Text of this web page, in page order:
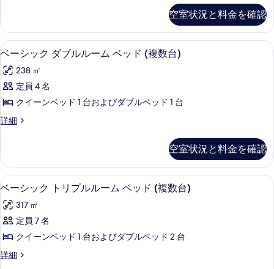
件
ク
イ
ー
ン
ベ
ッ
ド
の
す
べ
て
の
写
真
ク
ル
ー
ク
イ
ン
ベ
ッ
台
詳
空室状況と料金を確認
ベ
ー
シ
ッ
ダ
ル
ル
ー
ム
ベ
ッ
ド
ベーシック ダブルルーム ベッド (複
14
ベーシック ダブルルーム ベッド (複数台)
238 ㎡
定員 4 名
クイーンベッド 1 台およびダブルベッド 1 台
詳細
ベ
ク
ダ
ブ
ル
ー
ベ
ッ
ド
空室状況と料金を確認
ベ
ー
シ
ッ
ト
ベーシック トリプルルーム ベッド (
8
ベーシック トリプルルーム ベッド (複数台)
317 ㎡
定員 7 名
クイーンベッド 1 台およびダブルベッド 2 台
詳細
ベ